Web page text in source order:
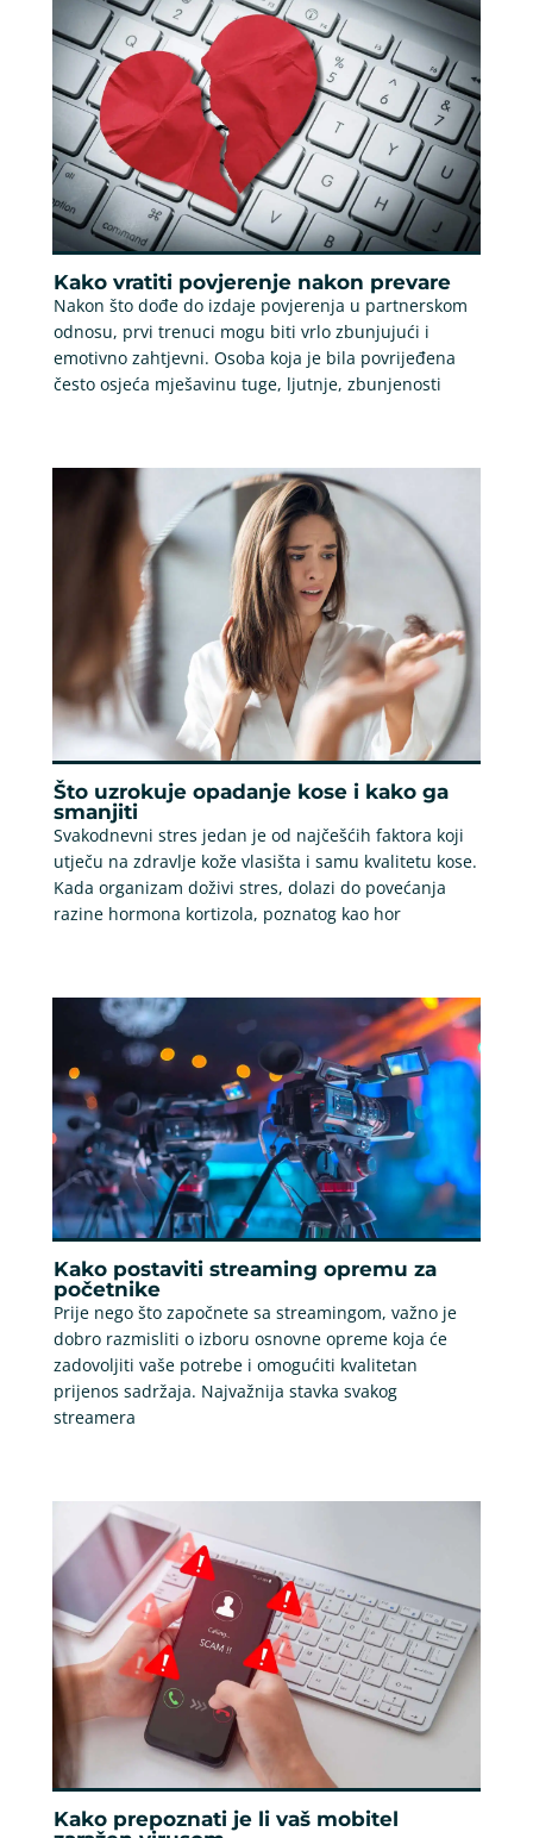
Kako vratiti povjerenje nakon prevare
Nakon što dođe do izdaje povjerenja u partnerskom
odnosu, prvi trenuci mogu biti vrlo zbunjujući i
emotivno zahtjevni. Osoba koja je bila povrijeđena
često osjeća mješavinu tuge, ljutnje, zbunjenosti
Što uzrokuje opadanje kose i kako ga
smanjiti
Svakodnevni stres jedan je od najčešćih faktora koji
utječu na zdravlje kože vlasišta i samu kvalitetu kose.
Kada organizam doživi stres, dolazi do povećanja
razine hormona kortizola, poznatog kao hor
Kako postaviti streaming opremu za
početnike
Prije nego što započnete sa streamingom, važno je
dobro razmisliti o izboru osnovne opreme koja će
zadovoljiti vaše potrebe i omogućiti kvalitetan
prijenos sadržaja. Najvažnija stavka svakog
streamera
Kako prepoznati je li vaš mobitel